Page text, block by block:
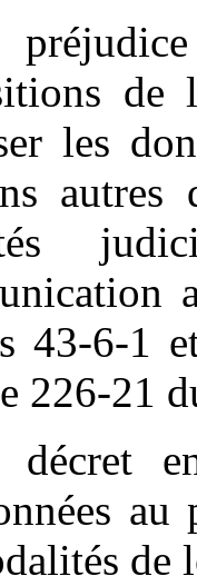
les
autres
43-6-1
226-21
au
de